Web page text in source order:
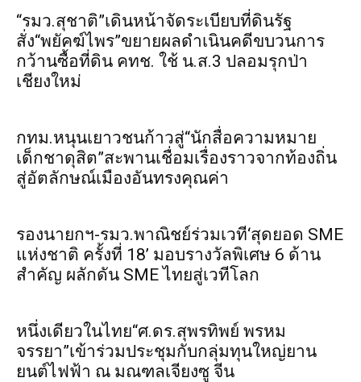
“รมว.สุชาติ”เดินหน้าจัดระเบียบที่ดินรัฐ
สั่ง“พยัคฆ์ไพร”ขยายผลดำเนินคดีขบวนการ
กว้านซื้อที่ดิน คทช. ใช้ น.ส.3 ปลอมรุกป่า
เชียงใหม่
กทม.หนุนเยาวชนก้าวสู่“นักสื่อความหมาย
เด็กชาดุสิต”สะพานเชื่อมเรื่องราวจากท้องถิ่น
สู่อัตลักษณ์เมืองอันทรงคุณค่า
รองนายกฯ-รมว.พาณิชย์ร่วมเวที‘สุดยอด SME
แห่งชาติ ครั้งที่ 18’ มอบรางวัลพิเศษ 6 ด้าน
สำคัญ ผลักดัน SME ไทยสู่เวทีโลก
หนึ่งเดียวในไทย“ศ.ดร.สุพรทิพย์ พรหม
จรรยา”เข้าร่วมประชุมกับกลุ่มทุนใหญ่ยาน
ยนต์ไฟฟ้า ณ มณฑลเจียงซู จีน